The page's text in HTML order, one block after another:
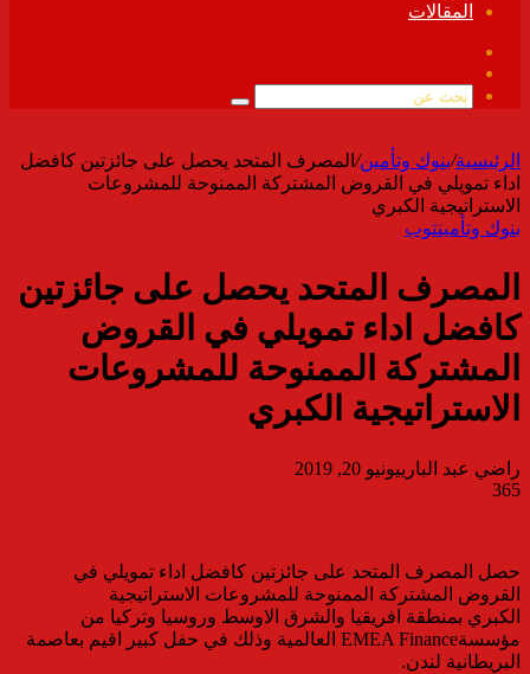
المقالات
الموقع
بحث
الرئيسية/بنوك وتأمين/ المصرف المتحد يحصل على جائزتين كافضل
اداء تمويلي في القروض المشتركة الممنوحة للمشروعات
الاستراتيجية الكبري
بنوك وتأمينتوب
المصرف المتحد يحصل على جائزتين
كافضل اداء تمويلي في القروض
المشتركة الممنوحة للمشروعات
الاستراتيجية الكبري
راضي عبد البارييونيو 20, 2019
365
حصل المصرف المتحد على جائزتين كافضل اداء تمويلي في
القروض المشتركة الممنوحة للمشروعات الاستراتيجية
الكبري بمنطقة افريقيا والشرق الاوسط وروسيا وتركيا من
مؤسسةEMEA Finance العالمية وذلك في حفل كبير اقيم بعاصمة
البريطانية لندن.